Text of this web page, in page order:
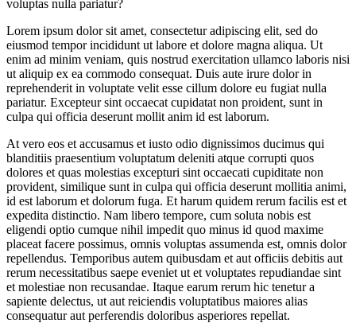
voluptas nulla pariatur?
Lorem ipsum dolor sit amet, consectetur adipiscing elit, sed do
eiusmod tempor incididunt ut labore et dolore magna aliqua. Ut
enim ad minim veniam, quis nostrud exercitation ullamco laboris nisi
ut aliquip ex ea commodo consequat. Duis aute irure dolor in
reprehenderit in voluptate velit esse cillum dolore eu fugiat nulla
pariatur. Excepteur sint occaecat cupidatat non proident, sunt in
culpa qui officia deserunt mollit anim id est laborum.
At vero eos et accusamus et iusto odio dignissimos ducimus qui
blanditiis praesentium voluptatum deleniti atque corrupti quos
dolores et quas molestias excepturi sint occaecati cupiditate non
provident, similique sunt in culpa qui officia deserunt mollitia animi,
id est laborum et dolorum fuga. Et harum quidem rerum facilis est et
expedita distinctio. Nam libero tempore, cum soluta nobis est
eligendi optio cumque nihil impedit quo minus id quod maxime
placeat facere possimus, omnis voluptas assumenda est, omnis dolor
repellendus. Temporibus autem quibusdam et aut officiis debitis aut
rerum necessitatibus saepe eveniet ut et voluptates repudiandae sint
et molestiae non recusandae. Itaque earum rerum hic tenetur a
sapiente delectus, ut aut reiciendis voluptatibus maiores alias
consequatur aut perferendis doloribus asperiores repellat.